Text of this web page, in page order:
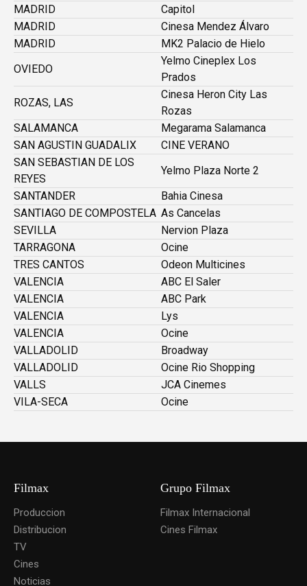
MADRID
Capitol
MADRID
Cinesa Mendez Álvaro
MADRID
MK2 Palacio de Hielo
OVIEDO
Yelmo Cineplex Los
Prados
ROZAS, LAS
Cinesa Heron City Las
Rozas
SALAMANCA
Megarama Salamanca
SAN AGUSTIN GUADALIX
CINE VERANO
SAN SEBASTIAN DE LOS
REYES
Yelmo Plaza Norte 2
SANTANDER
Bahia Cinesa
SANTIAGO DE COMPOSTELA As Cancelas
SEVILLA
Nervion Plaza
TARRAGONA
Ocine
TRES CANTOS
Odeon Multicines
VALENCIA
ABC El Saler
VALENCIA
ABC Park
VALENCIA
Lys
VALENCIA
Ocine
VALLADOLID
Broadway
VALLADOLID
Ocine Rio Shopping
VALLS
JCA Cinemes
VILA-SECA
Ocine
Filmax
Produccion
Distribucion
TV
Cines
Noticias
Grupo Filmax
Filmax Internacional
Cines Filmax